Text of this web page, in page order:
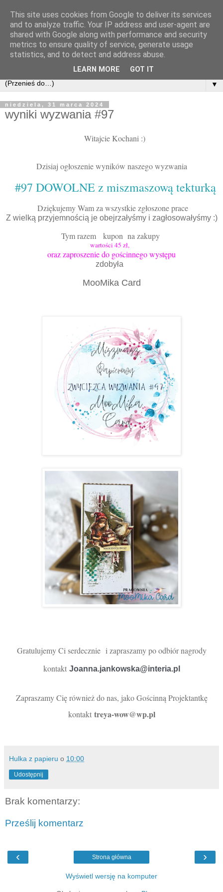
▼
niedziela, 31 marca 2024
wyniki wyzwania #97
Witajcie Kochani :)
Dzisiaj ogłoszenie wyników naszego wyzwania
#97 DOWOLNE z miszmaszową tekturką
Dziękujemy Wam za wszystkie zgłoszone prace
Z wielką przyjemnością je obejrzałyśmy i zagłosowałyśmy :)
Tym razem kupon na zakupy
wartości 45 zł,
oraz zaproszenie do gościnnego występu
zdobyła
MooMika Card
Gratulujemy Ci serdecznie i zapraszamy po odbiór nagrody
kontakt Joanna.jankowska@interia.pl
Zapraszamy Cię również do nas, jako Gościnną Projektantkę
kontakt treya-wow@wp.pl
Hulka z papieru o 10:00
Udostępnij
Brak komentarzy:
Prześlij komentarz
‹ ›
Strona główna
Wyświetl wersję na komputer
This site uses cookies from Google to deliver its services
and to analyze traffic. Your IP address and user-agent are
shared with Google along with performance and security
metrics to ensure quality of service, generate usage
statistics, and to detect and address abuse.
LEARN MORE GOT IT